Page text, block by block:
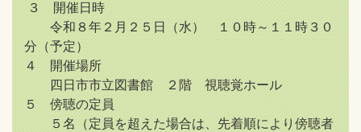
３ 開催日時
令和８年２月２５日（水） １０時～１１時３０
分（予定）
４ 開催場所
四日市市立図書館 ２階 視聴覚ホール
５ 傍聴の定員
５名（定員を超えた場合は、先着順により傍聴者